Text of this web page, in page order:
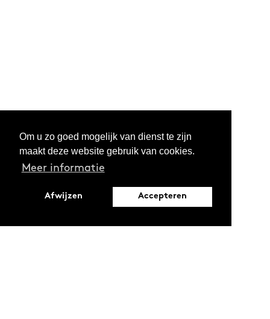
Om u zo goed mogelijk van dienst te zijn
maakt deze website gebruik van cookies.
Meer informatie
Afwijzen Accepteren